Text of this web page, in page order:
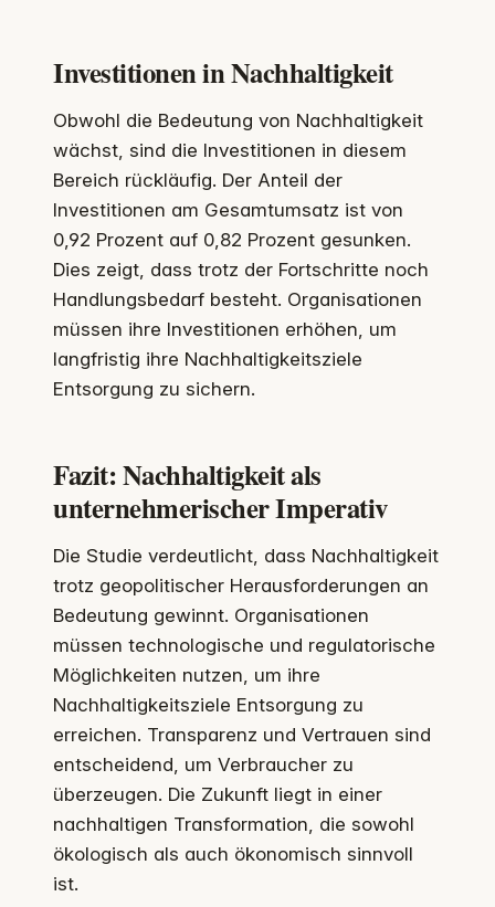
Investitionen in Nachhaltigkeit
Obwohl die Bedeutung von Nachhaltigkeit
wächst, sind die Investitionen in diesem
Bereich rückläufig. Der Anteil der
Investitionen am Gesamtumsatz ist von
0,92 Prozent auf 0,82 Prozent gesunken.
Dies zeigt, dass trotz der Fortschritte noch
Handlungsbedarf besteht. Organisationen
müssen ihre Investitionen erhöhen, um
langfristig ihre Nachhaltigkeitsziele
Entsorgung zu sichern.
Fazit: Nachhaltigkeit als
unternehmerischer Imperativ
Die Studie verdeutlicht, dass Nachhaltigkeit
trotz geopolitischer Herausforderungen an
Bedeutung gewinnt. Organisationen
müssen technologische und regulatorische
Möglichkeiten nutzen, um ihre
Nachhaltigkeitsziele Entsorgung zu
erreichen. Transparenz und Vertrauen sind
entscheidend, um Verbraucher zu
überzeugen. Die Zukunft liegt in einer
nachhaltigen Transformation, die sowohl
ökologisch als auch ökonomisch sinnvoll
ist.